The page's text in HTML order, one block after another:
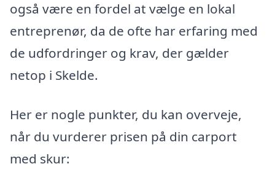
også være en fordel at vælge en lokal
entreprenør, da de ofte har erfaring med
de udfordringer og krav, der gælder
netop i Skelde.
Her er nogle punkter, du kan overveje,
når du vurderer prisen på din carport
med skur: